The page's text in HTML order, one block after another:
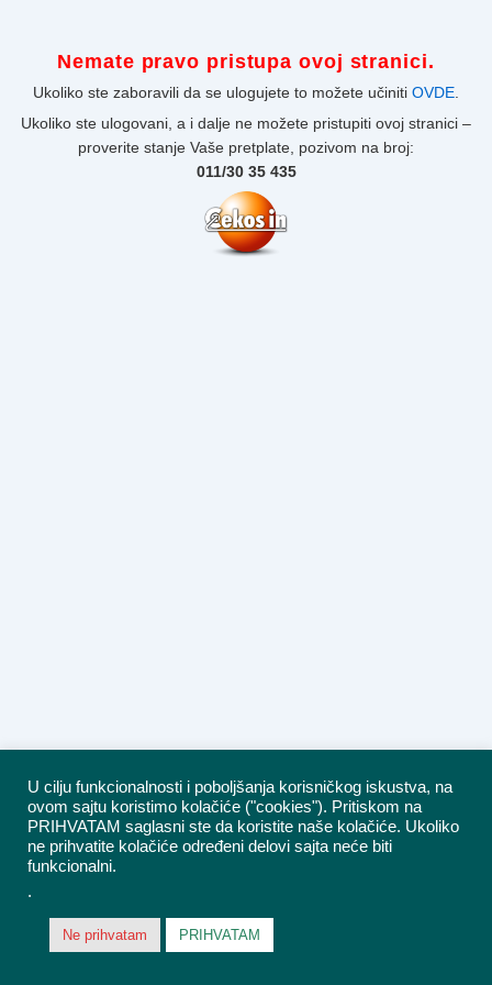
Nemate pravo pristupa ovoj stranici.
Ukoliko ste zaboravili da se ulogujete to možete učiniti OVDE
Ukoliko ste ulogovani, a i dalje ne možete pristupiti ovoj stranici –
proverite stanje Vaše pretplate, pozivom na broj:
011/30 35 435
U cilju funkcionalnosti i poboljšanja korisničkog iskustva, na
ovom sajtu koristimo kolačiće ("cookies"). Pritiskom na
PRIHVATAM saglasni ste da koristite naše kolačiće. Ukoliko
ne prihvatite kolačiće određeni delovi sajta neće biti
funkcionalni.
.
Ne prihvatam PRIHVATAM